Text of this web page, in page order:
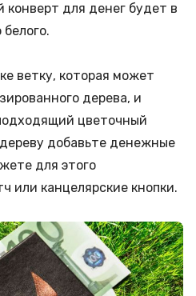
конверт для денег будет в
ветку, которая может
дерева, и
цветочный
добавьте денежные
для этого
или канцелярские кнопки.